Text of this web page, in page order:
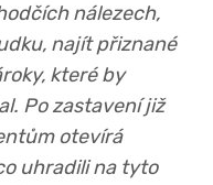
nálezech,
najít přiznané
které by
Po zastavení již
otevírá
uhradili na tyto